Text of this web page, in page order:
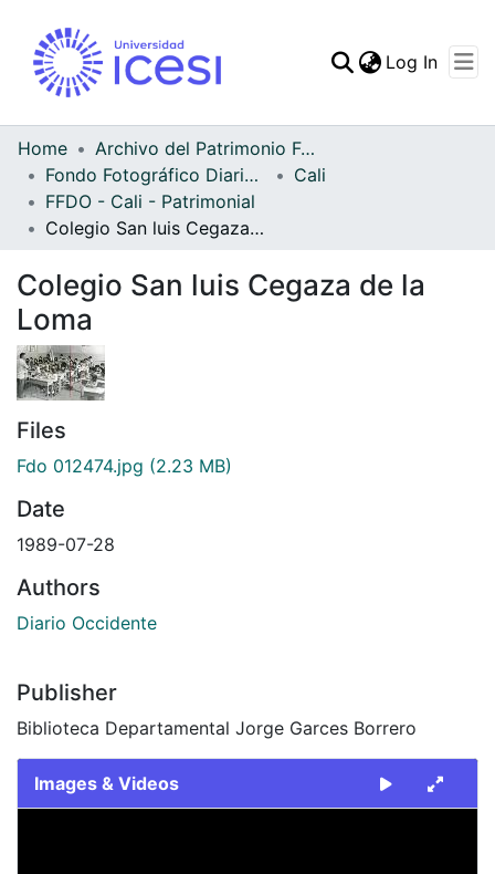
Statistics
Log In
Home
Archivo del Patrimonio Fotográfico y Fílmico del Valle del Cauca
Fondo Fotográfico Diario Occidente
Cali
FFDO - Cali - Patrimonial
Colegio San luis Cegaza de la Loma
Colegio San luis Cegaza de la
Loma
Files
Fdo 012474.jpg (2.23 MB)
Date
1989-07-28
Authors
Diario Occidente
Publisher
Biblioteca Departamental Jorge Garces Borrero
Images & Videos